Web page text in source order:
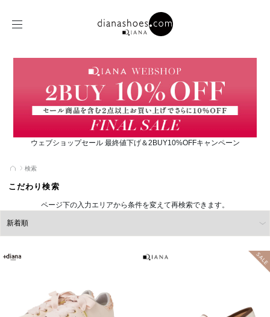
ウェブショップセール 最終値下げ＆2BUY10%OFFキャンペーン
検索
こだわり検索
ページ下の入力エリアから条件を変えて再検索できます。